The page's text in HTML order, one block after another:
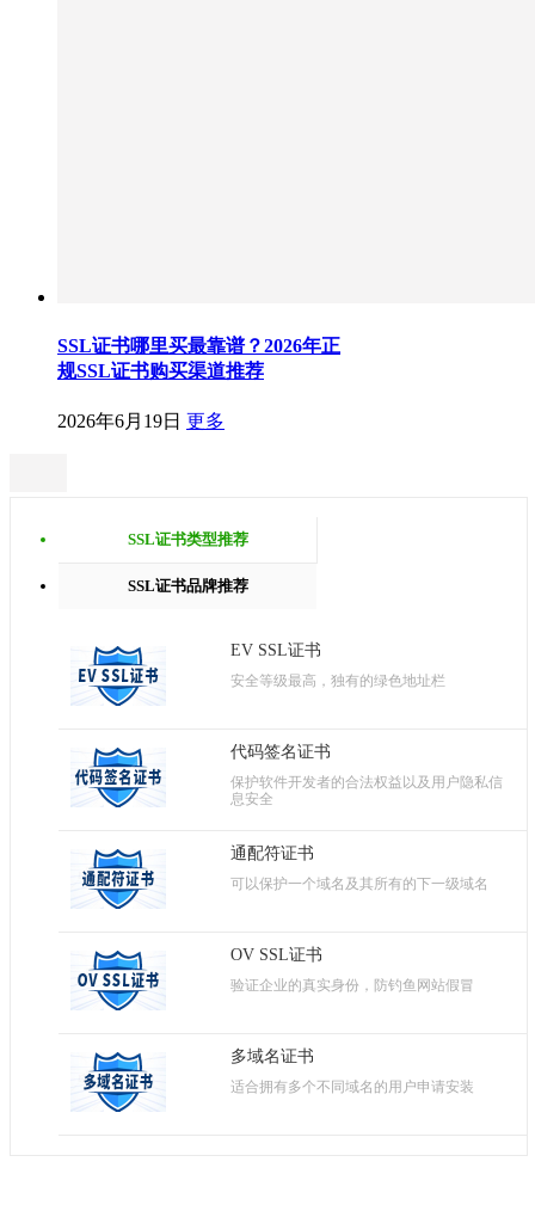
SSL证书哪里买最靠谱？2026年正
规SSL证书购买渠道推荐
2026年6月19日 更多
SSL证书类型推荐
SSL证书品牌推荐
EV SSL证书
安全等级最高，独有的绿色地址栏
代码签名证书
保护软件开发者的合法权益以及用户隐私信
息安全
通配符证书
可以保护一个域名及其所有的下一级域名
OV SSL证书
验证企业的真实身份，防钓鱼网站假冒
多域名证书
适合拥有多个不同域名的用户申请安装